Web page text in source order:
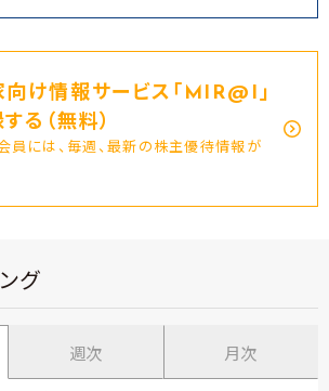
向け情報サービス｢MIR@I｣
る（無料）
員には、毎週、最新の株主優待情報が
グ
週次 月次